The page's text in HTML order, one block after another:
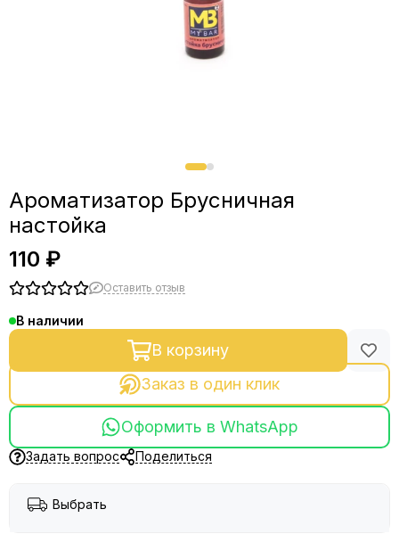
Ароматизатор Брусничная
настойка
110 ₽
Оставить отзыв
В наличии
В корзину
Заказ в один клик
Оформить в WhatsApp
Задать вопрос Поделиться
Выбрать